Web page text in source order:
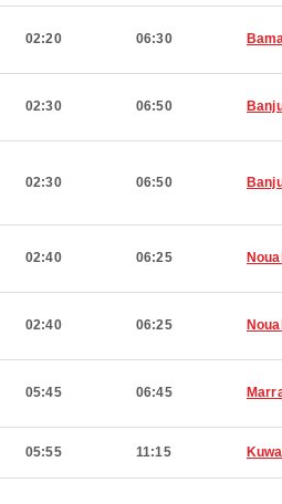
02:20 06:30
02:30 06:50
02:30 06:50
02:40 06:25
02:40 06:25
05:45 06:45
05:55 11:15